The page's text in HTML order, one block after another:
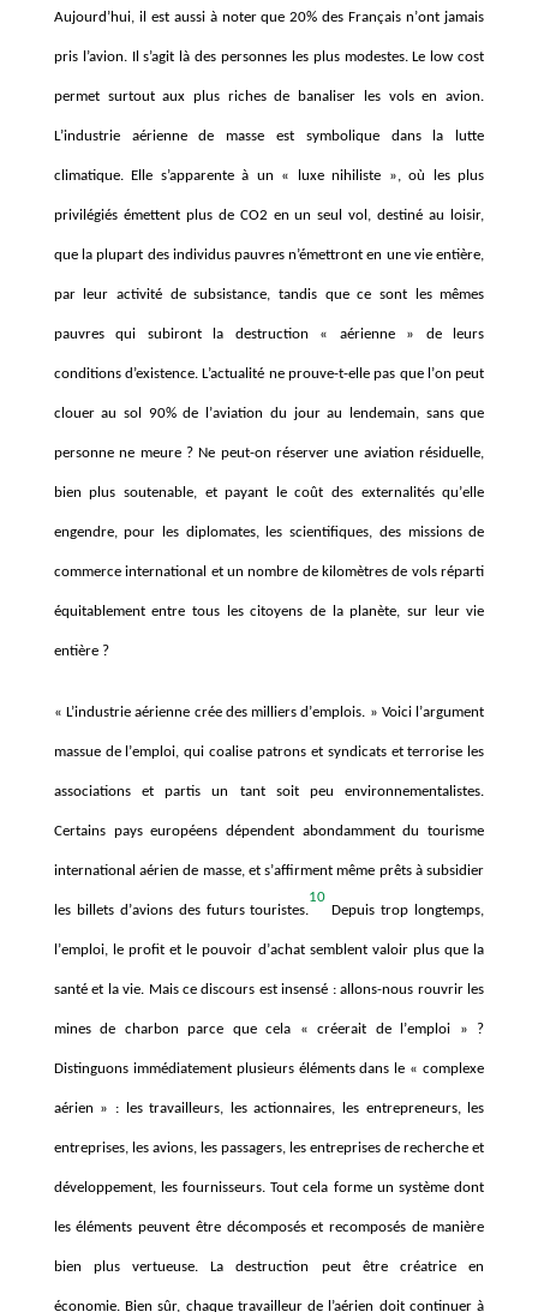
Aujourd ’hui, il est aussi à noter que 20% des Français n’ont jamais
pris l’avion. Il s’agit làdes personnes les plus modestes. Le low cost
permet surtout aux plus riches de banaliser les vols en avion.
L ’industrie aérienne de masse est symbolique dans la lutte
climatique. Elle s’apparente à un « luxe nihiliste », où les plus
privilégiés émettent plus de CO2 en un seul vol, destiné au loisir,
que la plupart des individus pauvres n’émettront en une vie entière,
par leur activité de subsistance, tandis que ce sont les mêmes
pauvres qui subiront la destruction « aérienne » de leurs
conditions d’existence. L ’actualité ne prouve-t-elle pas que l ’on peut
clouer au sol 90% de l ’aviation du jour au lendemain, sans que
personne ne meure ? Ne peut-on réserver une aviation résiduelle,
bien plus soutenable, et payant le coût des externalités qu’elle
engendre, pour les diplomates, les scientifiques, des missions de
commerce international et un nombre de kilomètres de vols réparti
équitablement entre tous les citoyens de la planète, sur leur vie
entière ?
« L’industrie aérienne crée des milliers d ’emplois. » Voici l ’argument
massue de l ’emploi, qui coalise patrons et syndicats et terrorise les
associations et partis un tant soit peu environnementalistes.
Certains pays européens dépendent abondamment du tourisme
international aérien de masse, et s’affirment même prêts àsubsidier
les billets d ’avions des futurs touristes.
10
Depuis trop longtemps,
’emploi, le profit et le pouvoir d ’achat semblent valoir plus que la
santé et la vie. Mais ce discours est insensé : allons-nous rouvrir les
mines de charbon parce que cela « créerait de l ’emploi » ?
Distinguons immédiatement plusieurs él éments dans le « complexe
aérien » : les travailleurs, les actionnaires, les entrepreneurs, les
entreprises, les avions, les passagers, les entreprises de recherche et
développement, les fournisseurs. Tout cela forme un système dont
les éléments peuvent être décomposés et recomposés de manière
bien plus vertueuse. La destruction peut être créatrice en
économie. Bien sûr, chaque travailleur de l’aérien doit continuerà